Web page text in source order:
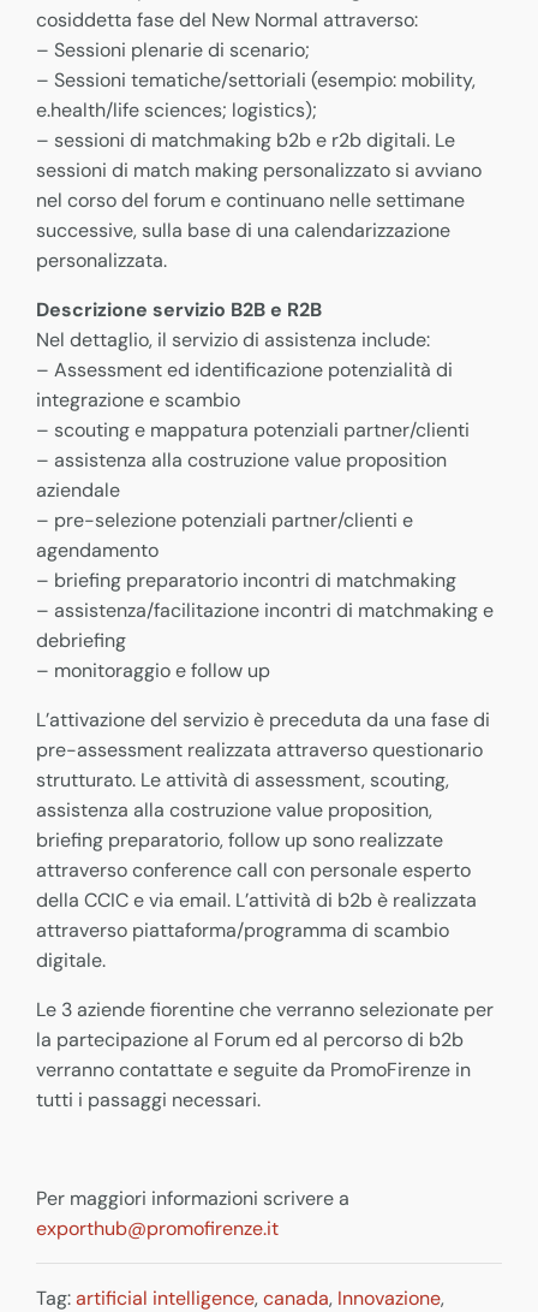
cosiddetta fase del New Normal attraverso:
– Sessioni plenarie di scenario;
– Sessioni tematiche/settoriali (esempio: mobility,
e.health/life sciences; logistics);
– sessioni di matchmaking b2b e r2b digitali. Le
sessioni di match making personalizzato si avviano
nel corso del forum e continuano nelle settimane
successive, sulla base di una calendarizzazione
personalizzata.
Descrizione servizio B2B e R2B
Nel dettaglio, il servizio di assistenza include:
– Assessment ed identificazione potenzialità di
integrazione e scambio
– scouting e mappatura potenziali partner/clienti
– assistenza alla costruzione value proposition
aziendale
– pre-selezione potenziali partner/clienti e
agendamento
– briefing preparatorio incontri di matchmaking
– assistenza/facilitazione incontri di matchmaking e
debriefing
– monitoraggio e follow up
L’attivazione del servizio è preceduta da una fase di
pre-assessment realizzata attraverso questionario
strutturato. Le attività di assessment, scouting,
assistenza alla costruzione value proposition,
briefing preparatorio, follow up sono realizzate
attraverso conference call con personale esperto
della CCIC e via email. L’attività di b2b è realizzata
attraverso piattaforma/programma di scambio
digitale.
Le 3 aziende fiorentine che verranno selezionate per
la partecipazione al Forum ed al percorso di b2b
verranno contattate e seguite da PromoFirenze in
tutti i passaggi necessari.
Per maggiori informazioni scrivere a
exporthub@promofirenze.it
Tag:artificial intelligence,canada, Innovazione,